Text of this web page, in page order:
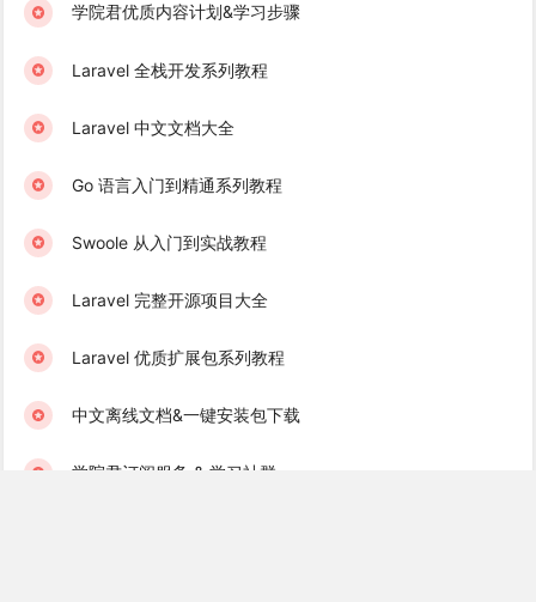
学院君优质内容计划&学习步骤
Laravel 全栈开发系列教程
Laravel 中文文档大全
Go 语言入门到精通系列教程
Swoole 从入门到实战教程
Laravel 完整开源项目大全
Laravel 优质扩展包系列教程
中文离线文档&一键安装包下载
学院君订阅服务 & 学习社群